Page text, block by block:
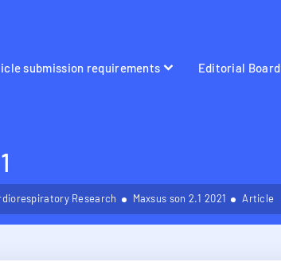
submission requirements Editorial Board
Research Maxsus son 2.1 2021 Article